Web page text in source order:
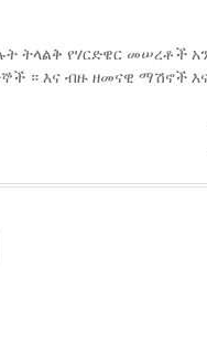
ትላልቅ የሃርድዌር መሠረቶች
። እና ብዙ ዘመናዊ ማሽኖች